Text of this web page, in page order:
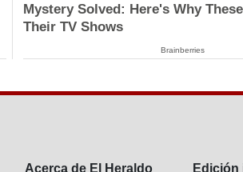
Mystery Solved: Here's Why
Their TV Shows
Brainberries
Acerca de El Heraldo Edición